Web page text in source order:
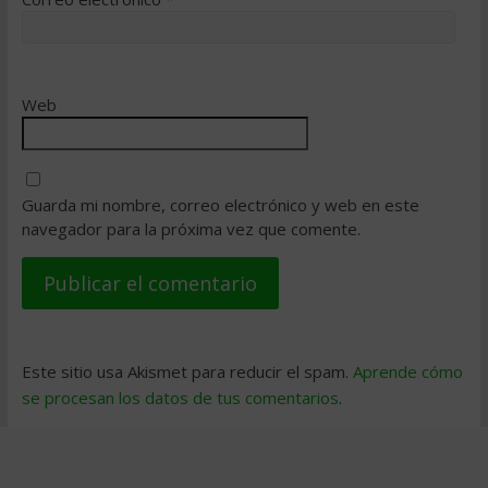
Web
Guarda mi nombre, correo electrónico y web en este
navegador para la próxima vez que comente.
Este sitio usa Akismet para reducir el spam. Aprende cómo
se procesan los datos de tus comentarios.